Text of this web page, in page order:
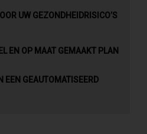
UW GEZONDHEIDRISICO’S
EN OP MAAT GEMAAKT PLAN
EEN GEAUTOMATISEERD